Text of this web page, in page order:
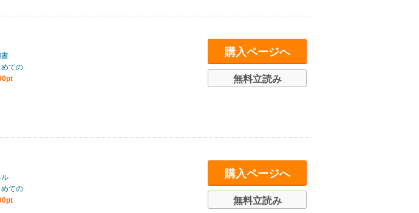
ての
購入ページへ
無料立読み
ての
購入ページへ
無料立読み